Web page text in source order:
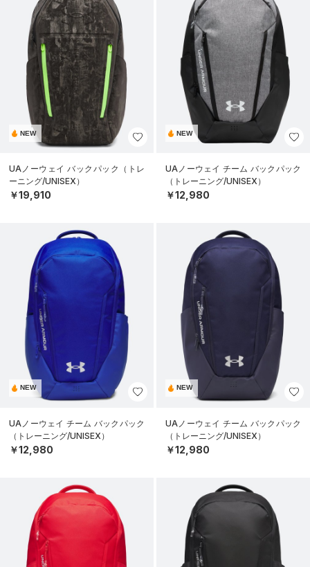
NEW
UAノーウェイ バックパック（トレ
ーニング/UNISEX）
￥19,910
NEW
UAノーウェイ チーム バックパック
（トレーニング/UNISEX）
￥12,980
NEW
UAノーウェイ チーム バックパック
（トレーニング/UNISEX）
￥12,980
NEW
UAノーウェイ チーム バックパック
（トレーニング/UNISEX）
￥12,980